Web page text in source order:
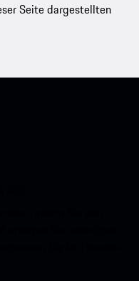
Seite dargestellten